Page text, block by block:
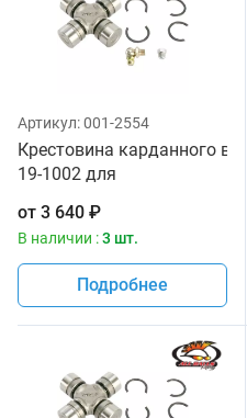
Артикул:001-2554
Крестовина карданного
19-1002 для
от 3 640 ₽
В наличии :3 шт.
Подробнее